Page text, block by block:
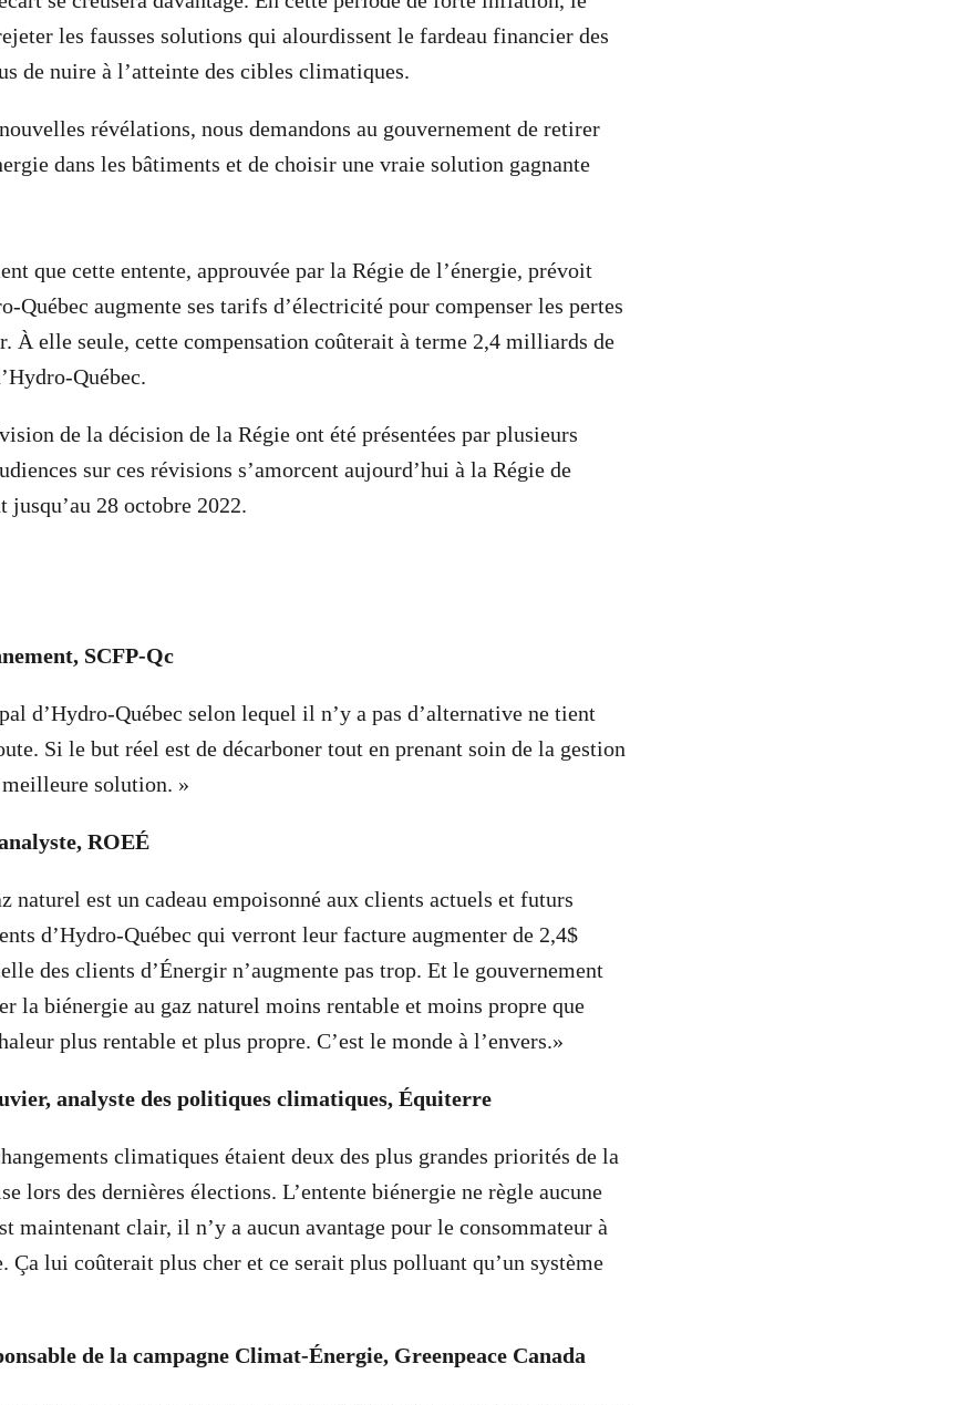
les fausses solutions qui alourdissent le fardeau financier des
de nuire à l’atteinte des cibles climatiques.
révélations, nous demandons au gouvernement de retirer
dans les bâtiments et de choisir une vraie solution gagnante
que cette entente, approuvée par la Régie de l’énergie, prévoit
Québec augmente ses tarifs d’électricité pour compenser les pertes
À elle seule, cette compensation coûterait à terme 2,4 milliards de
Québec.
de la décision de la Régie ont été présentées par plusieurs
sur ces révisions s’amorcent aujourd’hui à la Régie de
jusqu’au 28 octobre 2022.
SCFP-Qc
d’Hydro-Québec selon lequel il n’y a pas d’alternative ne tient
Si le but réel est de décarboner tout en prenant soin de la gestion
solution. »
ROEÉ
naturel est un cadeau empoisonné aux clients actuels et futurs
d’Hydro-Québec qui verront leur facture augmenter de 2,4$
des clients d’Énergir n’augmente pas trop. Et le gouvernement
la biénergie au gaz naturel moins rentable et moins propre que
plus rentable et plus propre. C’est le monde à l’envers.»
analyste des politiques climatiques, Équiterre
climatiques étaient deux des plus grandes priorités de la
lors des dernières élections. L’entente biénergie ne règle aucune
maintenant clair, il n’y a aucun avantage pour le consommateur à
Ça lui coûterait plus cher et ce serait plus polluant qu’un système
de la campagne Climat-Énergie, Greenpeace Canada